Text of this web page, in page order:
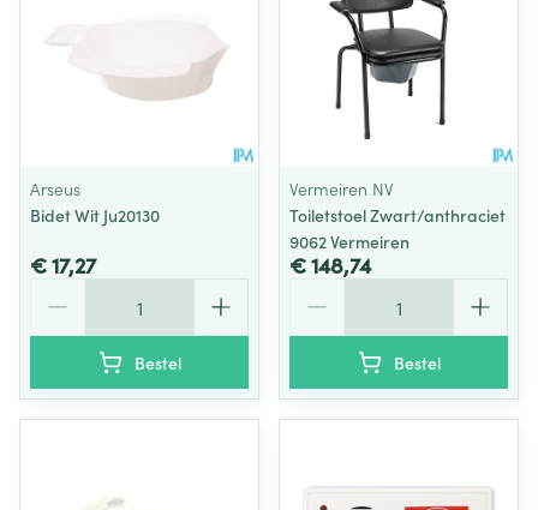
Arseus
Bidet Wit Ju20130
€ 17,27
Bestel
Vermeiren NV
Toiletstoel Zwart/anthraciet
9062 Vermeiren
€ 148,74
Bestel